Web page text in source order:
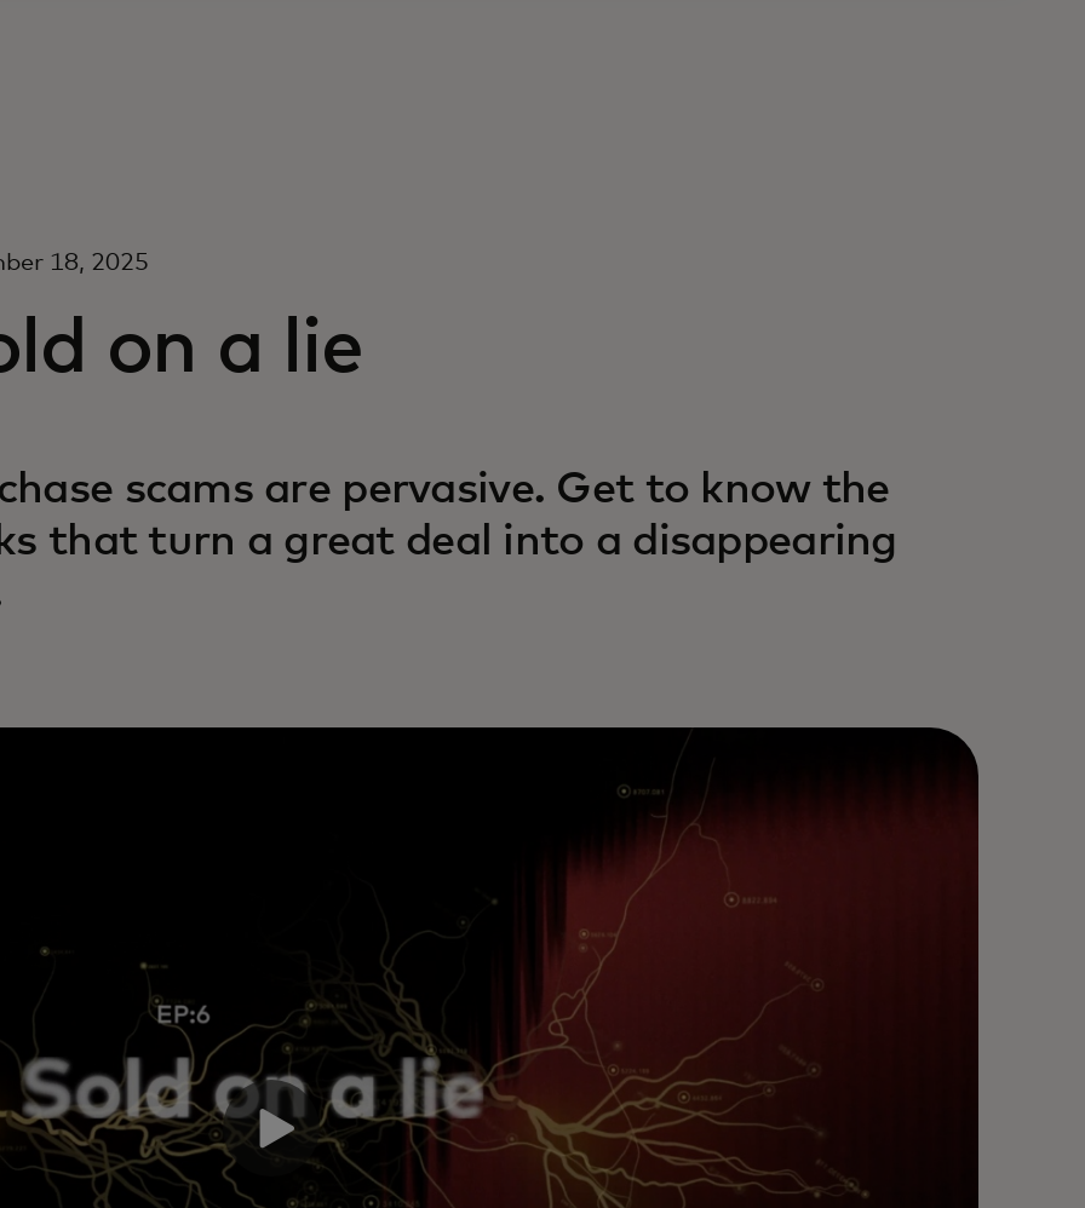
18, 2025
on a lie
scams are pervasive. Get to know the
that turn a great deal into a disappearing